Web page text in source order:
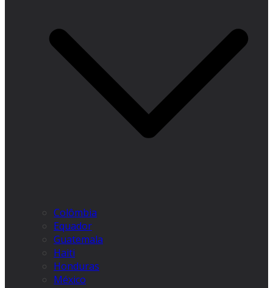
Colômbia
Equador
Guatemala
Haiti
Honduras
México